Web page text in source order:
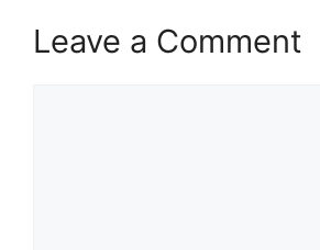
Leave a Comment